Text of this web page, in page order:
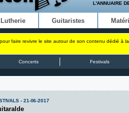
L'ANNUAIRE
Lutherie Guitaristes
faire revivre le site autour de son contenu dédié à
Concerts Festivals
- 21-06-2017